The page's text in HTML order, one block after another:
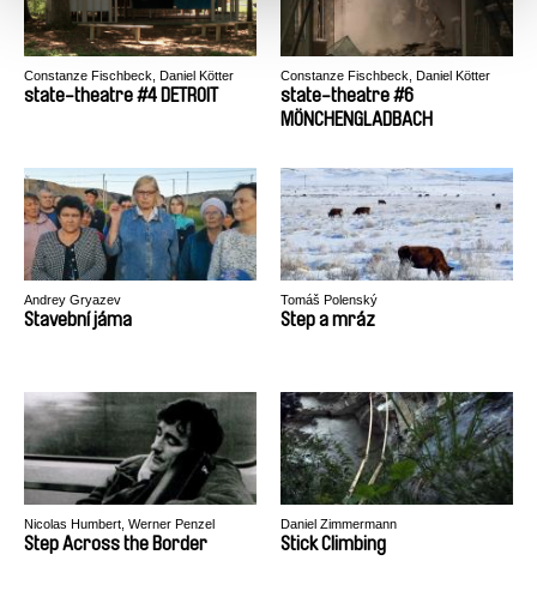
Constanze Fischbeck, Daniel Kötter
state-theatre #4 DETROIT
Constanze Fischbeck, Daniel Kötter
state-theatre #6
MÖNCHENGLADBACH
Andrey Gryazev
Stavební jáma
Tomáš Polenský
Step a mráz
Nicolas Humbert, Werner Penzel
Step Across the Border
Daniel Zimmermann
Stick Climbing